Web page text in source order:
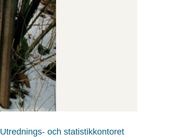
Utrednings- och statistikkontoret